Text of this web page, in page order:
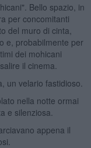
Bello spazio, in
per concomitanti
del muro di cinta,
e, probabilmente per
dei mohicani
il cinema.
un velario fastidioso.
nella notte ormai
e silenziosa.
appena il